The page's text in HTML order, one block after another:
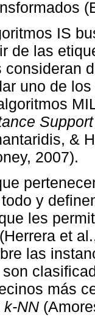
IS
de las
consideran
uno de
&
2007).
y
les
et
las
más
k-NN